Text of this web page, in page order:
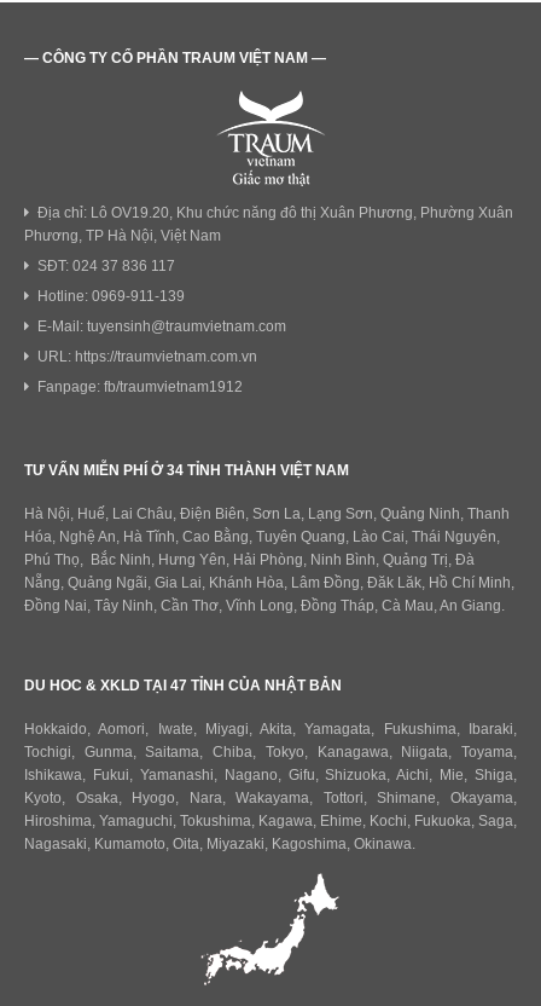
— CÔNG TY CỔ PHẦN TRAUM VIỆT NAM —
Địa chỉ: Lô OV19.20, Khu chức năng đô thị Xuân Phương, Phường Xuân
Phương, TP Hà Nội, Việt Nam
SĐT: 024 37 836 117
Hotline: 0969-911-139
E-Mail: tuyensinh@traumvietnam.com
URL: https://traumvietnam.com.vn
Fanpage: fb/traumvietnam1912
TƯ VẤN MIỄN PHÍ Ở 34 TỈNH THÀNH VIỆT NAM
Hà Nội, Huế, Lai Châu, Điện Biên, Sơn La, Lạng Sơn, Quảng Ninh, Thanh
Hóa, Nghệ An, Hà Tĩnh, Cao Bằng, Tuyên Quang, Lào Cai, Thái Nguyên,
Phú Thọ, Bắc Ninh, Hưng Yên, Hải Phòng, Ninh Bình, Quảng Trị, Đà
Nẵng, Quảng Ngãi, Gia Lai, Khánh Hòa, Lâm Đồng, Đăk Lăk, Hồ Chí Minh,
Đồng Nai, Tây Ninh, Cần Thơ, Vĩnh Long, Đồng Tháp, Cà Mau, An Giang.
DU HOC & XKLD TẠI 47 TỈNH CỦA NHẬT BẢN
Hokkaido,Aomori, Iwate, Miyagi,Akita,Yamagata, Fukushima, Ibaraki,
Tochigi, Gunma, Saitama,Chiba, Tokyo, Kanagawa, Niigata,Toyama,
Ishikawa, Fukui, Yamanashi, Nagano, Gifu, Shizuoka,Aichi, Mie, Shiga,
Kyoto, Osaka, Hyogo, Nara,Wakayama, Tottori, Shimane,Okayama,
Hiroshima, Yamaguchi, Tokushima, Kagawa, Ehime, Kochi, Fukuoka, Saga,
Nagasaki, Kumamoto, Oita, Miyazaki, Kagoshima, Okinawa.